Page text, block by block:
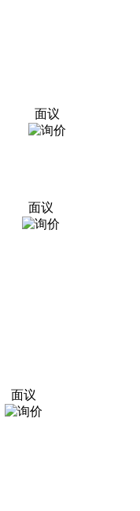
面议
面议
面议